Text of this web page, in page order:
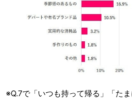
※Q.7で「いつも持って帰る」「た